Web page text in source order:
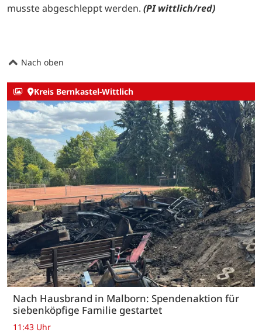
musste abgeschleppt werden. (PI wittlich/red)
Nach oben
Kreis Bernkastel-Wittlich
Nach Hausbrand in Malborn: Spendenaktion für
siebenköpfige Familie gestartet
11:43 Uhr